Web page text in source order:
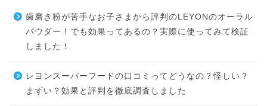
歯磨き粉が苦手なお子さまから評判のLEYONのオーラル
パウダー！でも効果ってあるの？実際に使ってみて検証
しました！
レヨンスーパーフードの口コミってどうなの？怪しい？
まずい？効果と評判を徹底調査しました